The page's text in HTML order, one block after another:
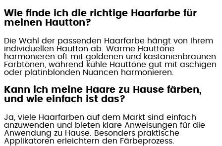
Wie finde ich die richtige Haarfarbe für
meinen Hautton?
Die Wahl der passenden Haarfarbe hängt von Ihrem
individuellen Hautton ab. Warme Hauttöne
harmonieren oft mit goldenen und kastanienbraunen
Farbtönen, während kühle Hauttöne gut mit aschigen
oder platinblonden Nuancen harmonieren.
Kann ich meine Haare zu Hause färben,
und wie einfach ist das?
Ja, viele Haarfarben auf dem Markt sind einfach
anzuwenden und bieten klare Anweisungen für die
Anwendung zu Hause. Besonders praktische
Applikatoren erleichtern den Färbeprozess.